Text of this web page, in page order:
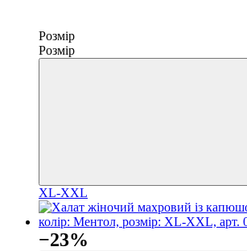
Розмір
Розмір
XL-XXL
−23%